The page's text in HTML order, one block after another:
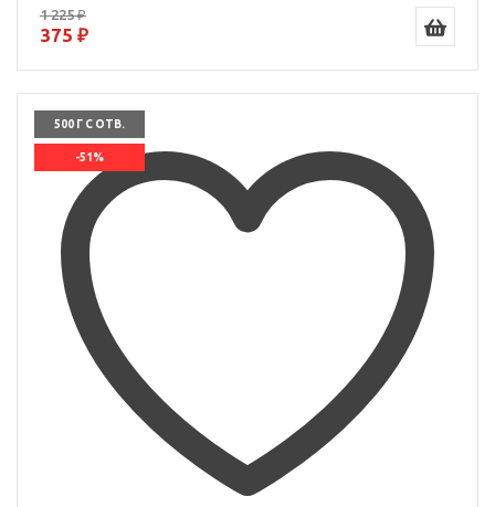
1 225 ₽
375 ₽
500 Г С ОТВ.
-51%